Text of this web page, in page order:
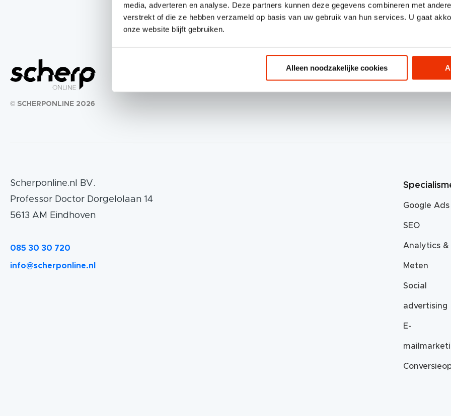
media, adverteren en analyse. Deze partners kunnen deze gegevens combineren met
verstrekt of die ze hebben verzameld op basis van uw gebruik van hun services. U gaat
onze website blijft gebruiken.
Alleen noodzakelijke cookies
© SCHERPONLINE 2026
Volg
Scherponline.nl BV.
Professor Doctor Dorgelolaan 14
5613 AM Eindhoven
085 30 30 720
info@scherponline.nl
Google Ads
SEO
Analytics &
Meten
Social
advertising
E-